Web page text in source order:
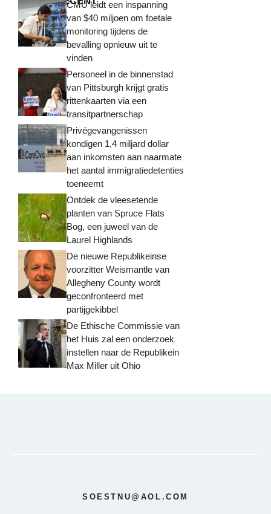
CMU leidt een inspanning
van $40 miljoen om foetale
monitoring tijdens de
bevalling opnieuw uit te
vinden
Personeel in de binnenstad
van Pittsburgh krijgt gratis
rittenkaarten via een
transitpartnerschap
Privégevangenissen
kondigen 1,4 miljard dollar
aan inkomsten aan naarmate
het aantal immigratiedetenties
toeneemt
Ontdek de vleesetende
planten van Spruce Flats
Bog, een juweel van de
Laurel Highlands
De nieuwe Republikeinse
voorzitter Weismantle van
Allegheny County wordt
geconfronteerd met
partijgekibbel
De Ethische Commissie van
het Huis zal een onderzoek
instellen naar de Republikein
Max Miller uit Ohio
SOESTNU@AOL.COM